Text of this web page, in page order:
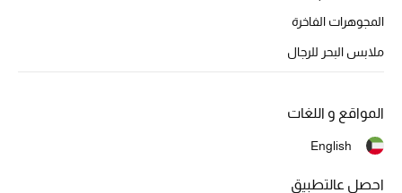
المجوهرات الفاخرة
ملابس البحر للرجال
المواقع و اللغات
English
احصل عالتطبيق